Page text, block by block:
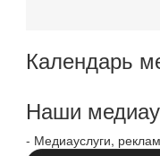
Календарь
Наши
- Медиауслуги,